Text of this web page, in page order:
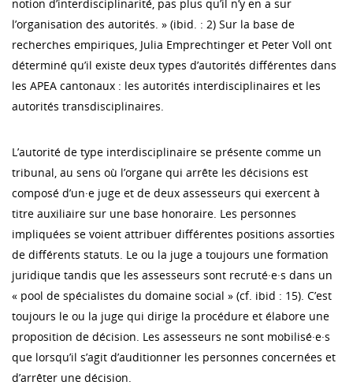
notion d’interdisciplinarité, pas plus qu’il n’y en a sur
l’organisation des autorités. » (ibid. : 2) Sur la base de
recherches empiriques, Julia Emprechtinger et Peter Voll ont
déterminé qu’il existe deux types d’autorités différentes dans
les APEA cantonaux : les autorités interdisciplinaires et les
autorités transdisciplinaires.
L’autorité de type interdisciplinaire se présente comme un
tribunal, au sens où l’organe qui arrête les décisions est
composé d’un·e juge et de deux assesseurs qui exercent à
titre auxiliaire sur une base honoraire. Les personnes
impliquées se voient attribuer différentes positions assorties
de différents statuts. Le ou la juge a toujours une formation
juridique tandis que les assesseurs sont recruté·e·s dans un
« pool de spécialistes du domaine social » (cf. ibid : 15). C’est
toujours le ou la juge qui dirige la procédure et élabore une
proposition de décision. Les assesseurs ne sont mobilisé·e·s
que lorsqu’il s’agit d’auditionner les personnes concernées et
d’arrêter une décision.